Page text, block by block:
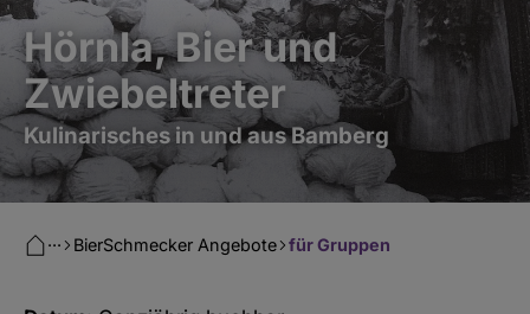
Hörnla, Bier und
Zwiebeltreter
Kulinarisches in und aus Bamberg
für Gruppen
BierSchmecker Angebote
···